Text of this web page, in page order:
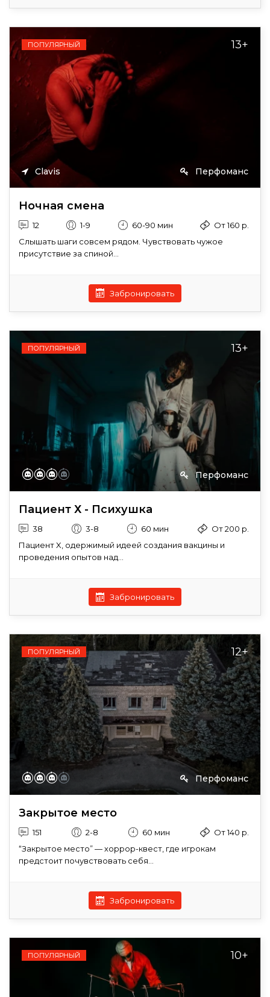
ПОПУЛЯРНЫЙ 13+
Clavis Перфоманс
Ночная смена
12 1-9 60-90 мин
От 160 р.
Слышать шаги совсем рядом. Чувствовать чужое
присутствие за спиной...
Забронировать
ПОПУЛЯРНЫЙ 13+
Перфоманс
Пациент Х - Психушка
38 3-8 60 мин
От 200 р.
Пациент X, одержимый идеей создания вакцины и
проведения опытов над...
Забронировать
ПОПУЛЯРНЫЙ 12+
Перфоманс
Закрытое место
151 2-8 60 мин
От 140 р.
“Закрытое место” — хоррор-квест, где игрокам
предстоит почувствовать себя...
Забронировать
ПОПУЛЯРНЫЙ 10+